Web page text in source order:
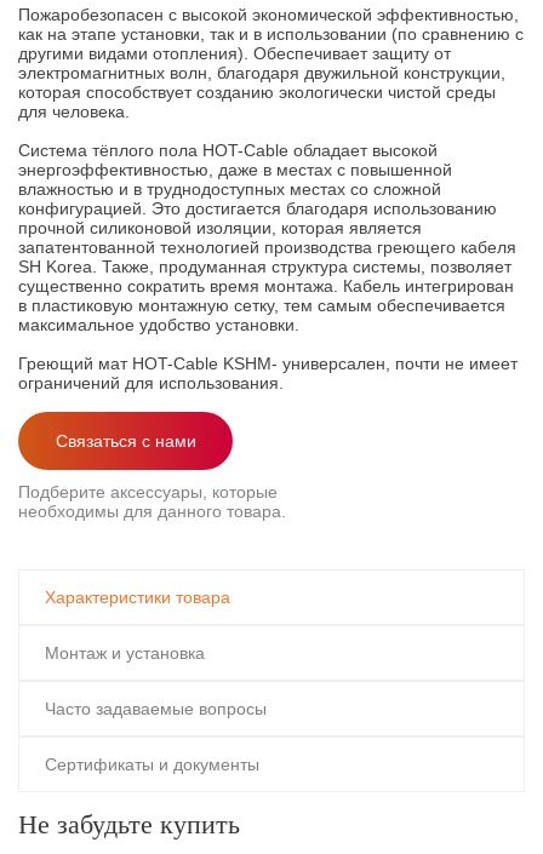
Пожаробезопасен с высокой экономической эффективностью,
как на этапе установки, так и в использовании (по сравнению с
другими видами отопления). Обеспечивает защиту от
электромагнитных волн, благодаря двужильной конструкции,
которая способствует созданию экологически чистой среды
для человека.
Система тёплого пола HOT-Cable обладает высокой
энергоэффективностью, даже в местах с повышенной
влажностью и в труднодоступных местах со сложной
конфигурацией. Это достигается благодаря использованию
прочной силиконовой изоляции, которая является
запатентованной технологией производства греющего кабеля
SH Korea. Также, продуманная структура системы, позволяет
существенно сократить время монтажа. Кабель интегрирован
в пластиковую монтажную сетку, тем самым обеспечивается
максимальное удобство установки.
Греющий мат HOT-Cable KSHM- универсален, почти не имеет
ограничений для использования.
Связаться с нами
Подберите аксессуары, которые
необходимы для данного товара.
Характеристики товара
Монтаж и установка
Часто задаваемые вопросы
Сертификаты и документы
Не забудьте купить